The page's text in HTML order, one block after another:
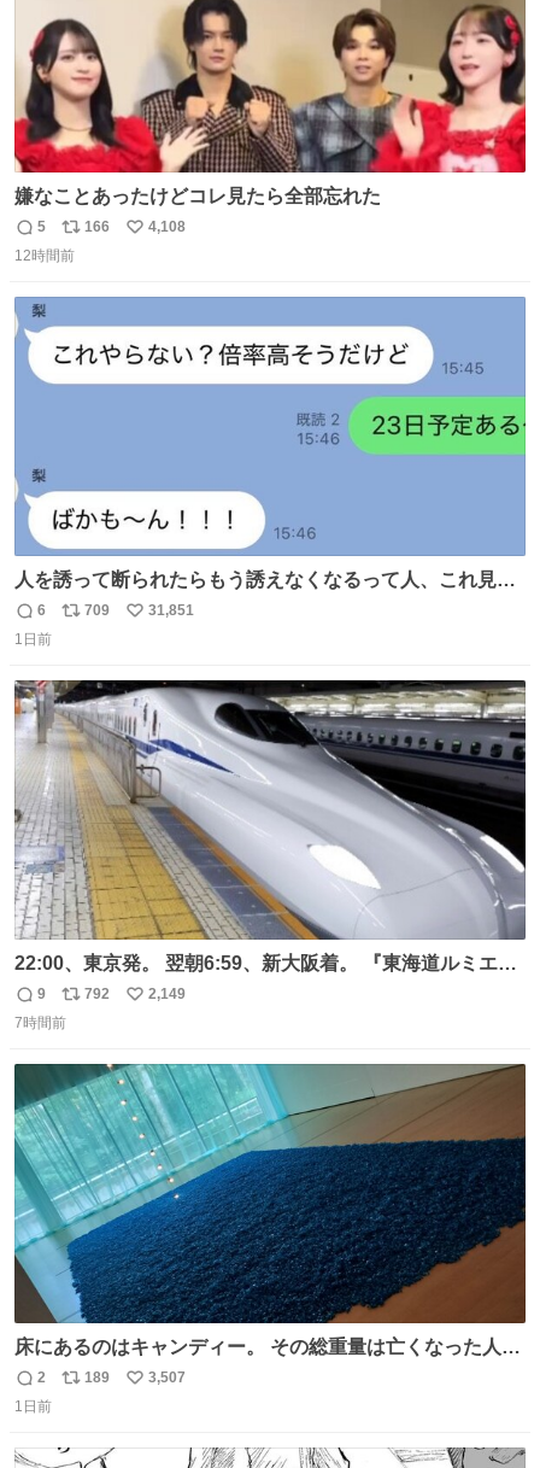
嫌なことあったけどコレ見たら全部忘れた
返
信
5
リ
ポ
166
い
4,108
12時間前
人を誘って断られたらもう誘えなくなるって人、これ見て
元気出してほしい
返
信
6
リ
ト
数
709
い
数
31,851
1日前
22:00、東京発。 翌朝6:59、新大阪着。 『東海道ルミエー
ルエクスプレス』が今夜、初運行！ 岐阜羽島駅で夜を越す
東海道新幹線。寝台列車じゃないのに、朝まで新幹線とい
エクスプレス
返
信
9
リ
ポ
ト
数
792
い
数
2,149
7時間前
床にあるのはキャンディー。 その総重量は亡くなった人と
同等の重さだそうです。 鑑賞者は一つ持ち帰れますが、亡
くなった人の一部を持ち帰っているような感覚になりまし
術館
返
信
2
リ
189
い
3,507
1日前